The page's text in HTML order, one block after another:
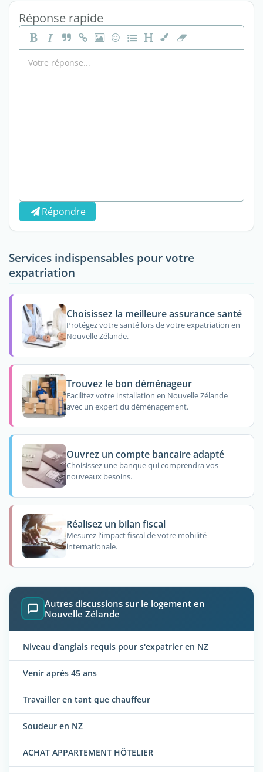
Réponse rapide
Répondre
Services indispensables pour votre
expatriation
Choisissez la meilleure assurance santé
Protégez votre santé lors de votre expatriation en
Nouvelle Zélande.
Trouvez le bon déménageur
Facilitez votre installation en Nouvelle Zélande
avec un expert du déménagement.
Ouvrez un compte bancaire adapté
Choisissez une banque qui comprendra vos
nouveaux besoins.
Réalisez un bilan fiscal
Mesurez l'impact fiscal de votre mobilité
internationale.
Autres discussions sur le logement en
Nouvelle Zélande
Niveau d'anglais requis pour s'expatrier en NZ
Venir après 45 ans
Travailler en tant que chauffeur
Soudeur en NZ
ACHAT APPARTEMENT HÔTELIER